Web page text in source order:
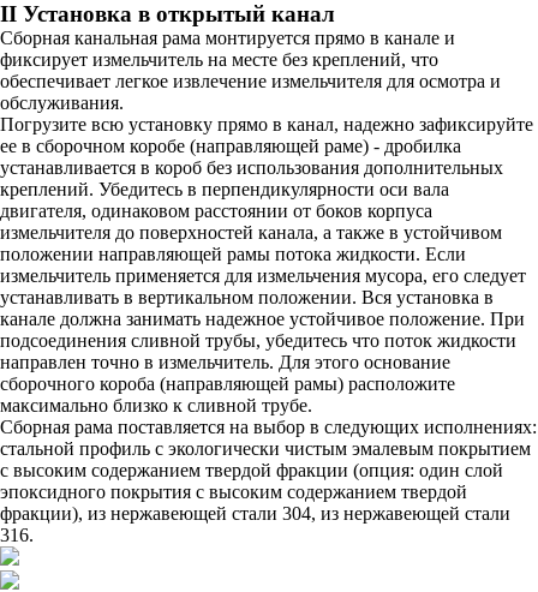
II Установка в открытый канал
Сборная канальная рама монтируется прямо в канале и
фиксирует измельчитель на месте без креплений, что
обеспечивает легкое извлечение измельчителя для осмотра и
обслуживания.
Погрузите всю установку прямо в канал, надежно зафиксируйте
ее в сборочном коробе (направляющей раме) - дробилка
устанавливается в короб без использования дополнительных
креплений. Убедитесь в перпендикулярности оси вала
двигателя, одинаковом расстоянии от боков корпуса
измельчителя до поверхностей канала, а также в устойчивом
положении направляющей рамы потока жидкости. Если
измельчитель применяется для измельчения мусора, его следует
устанавливать в вертикальном положении. Вся установка в
канале должна занимать надежное устойчивое положение. При
подсоединения сливной трубы, убедитесь что поток жидкости
направлен точно в измельчитель. Для этого основание
сборочного короба (направляющей рамы) расположите
максимально близко к сливной трубе.
Сборная рама поставляется на выбор в следующих исполнениях:
стальной профиль с экологически чистым эмалевым покрытием
с высоким содержанием твердой фракции (опция: один слой
эпоксидного покрытия с высоким содержанием твердой
фракции), из нержавеющей стали 304, из нержавеющей стали
316.